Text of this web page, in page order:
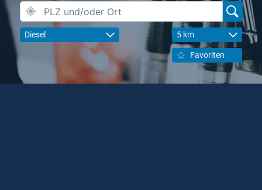
Diesel 5 km
Favoriten